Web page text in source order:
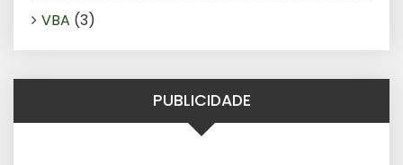
VBA (3)
PUBLICIDADE